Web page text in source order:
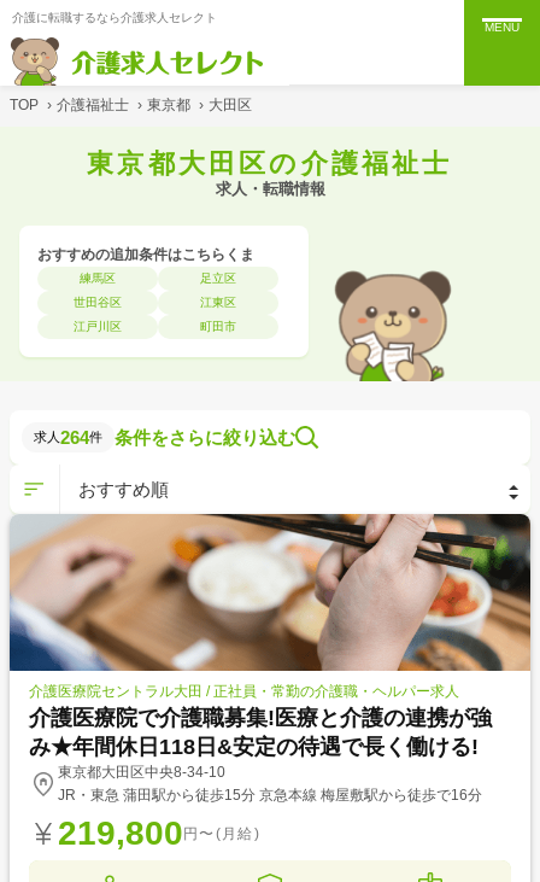
介護に転職するなら介護求人セレクト
MENU
TOP › 介護福祉士 › 東京都 › 大田区
東京都大田区の介護福祉士
求人・転職情報
おすすめの追加条件はこちらくま
練馬区
足立区
世田谷区
江東区
江戸川区
町田市
求人 264件 条件をさらに絞り込む
介護医療院セントラル大田 / 正社員・常勤の介護職・ヘルパー求人
介護医療院で介護職募集!医療と介護の連携が強
み★年間休日118日&安定の待遇で長く働ける!
東京都大田区中央8-34-10
JR・東急 蒲田駅から徒歩15分 京急本線 梅屋敷駅から徒歩で16分
219,800 円〜(月給)